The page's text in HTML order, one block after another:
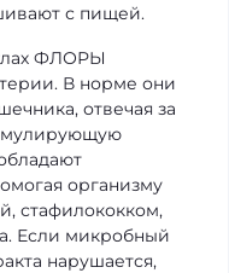
с пищей.
ФЛОРЫ
В норме они
отвечая за
организму
стафилококком,
Если микробный
нарушается,